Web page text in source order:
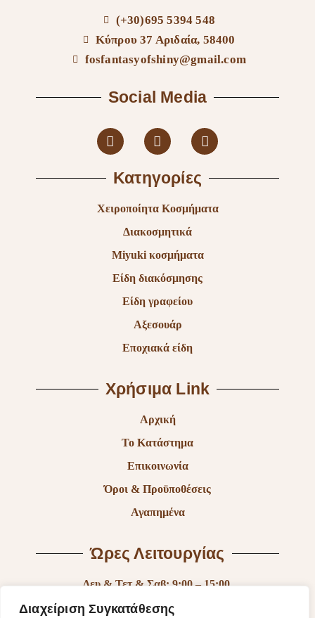
Διαχείριση Συγκατάθεσης
(+30)695 5394 548
Κύπρου 37 Αριδαία, 58400
fosfantasyofshiny@gmail.com
Social Media
Κατηγορίες
Χειροποίητα Κοσμήματα
Διακοσμητικά
Miyuki κοσμήματα
Είδη διακόσμησης
Είδη γραφείου
Αξεσουάρ
Εποχιακά είδη
Χρήσιμα Link
Αρχική
Το Κατάστημα
Επικοινωνία
Όροι & Προϋποθέσεις
Αγαπημένα
Ώρες Λειτουργίας
Δευ & Τετ & Σαβ: 9:00 – 15:00
Τρι & Παρ: 9:00 – 14:30 & 17:30-21:00